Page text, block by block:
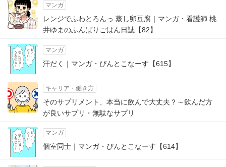
マンガ
レンジでふわとろんっ 蒸し卵豆腐｜マンガ・看護師 桃
井ゆまのふんばりごはん日誌【82】
マンガ
汗だく｜マンガ・ぴんとこなーす【615】
キャリア・働き方
そのサプリメント、本当に飲んで大丈夫？～飲んだ方
が良いサプリ・無駄なサプリ
マンガ
個室同士｜マンガ・ぴんとこなーす【614】